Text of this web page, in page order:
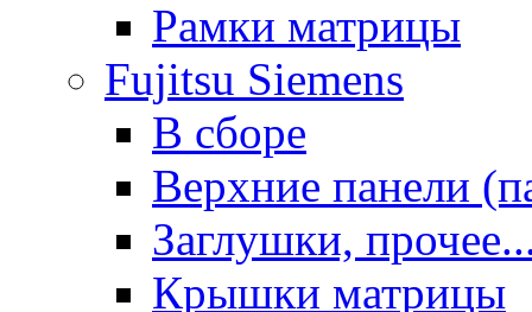
Рамки матрицы
Fujitsu Siemens
В сборе
Верхние панели
Заглушки,
Крышки матрицы